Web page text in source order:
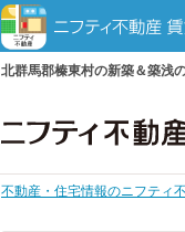
北群馬郡榛東村の新築＆築浅
不動産・住宅情報のニフティ